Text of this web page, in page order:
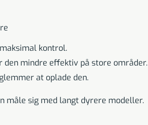
kontrol.
mindre effektiv på store områder.
at oplade den.
måle sig med langt dyrere modeller.